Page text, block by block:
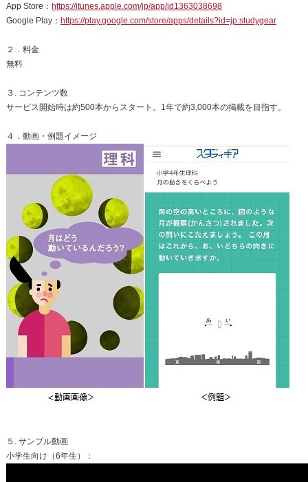
App Store： https://itunes.apple.com/jp/app/id1363038698
Google Play： https://play.google.com/store/apps/details?id=jp.studygear
２．料金
無料
３. コンテンツ数
サービス開始時は約500本からスタート。1年で約3,000本の掲載を目指す。
４．動画・例題イメージ
５. サンプル動画
小学生向け（6年生）：